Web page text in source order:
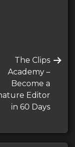
Следующая
запись
The Clips
Academy –
Become a
Editor
in 60 Days